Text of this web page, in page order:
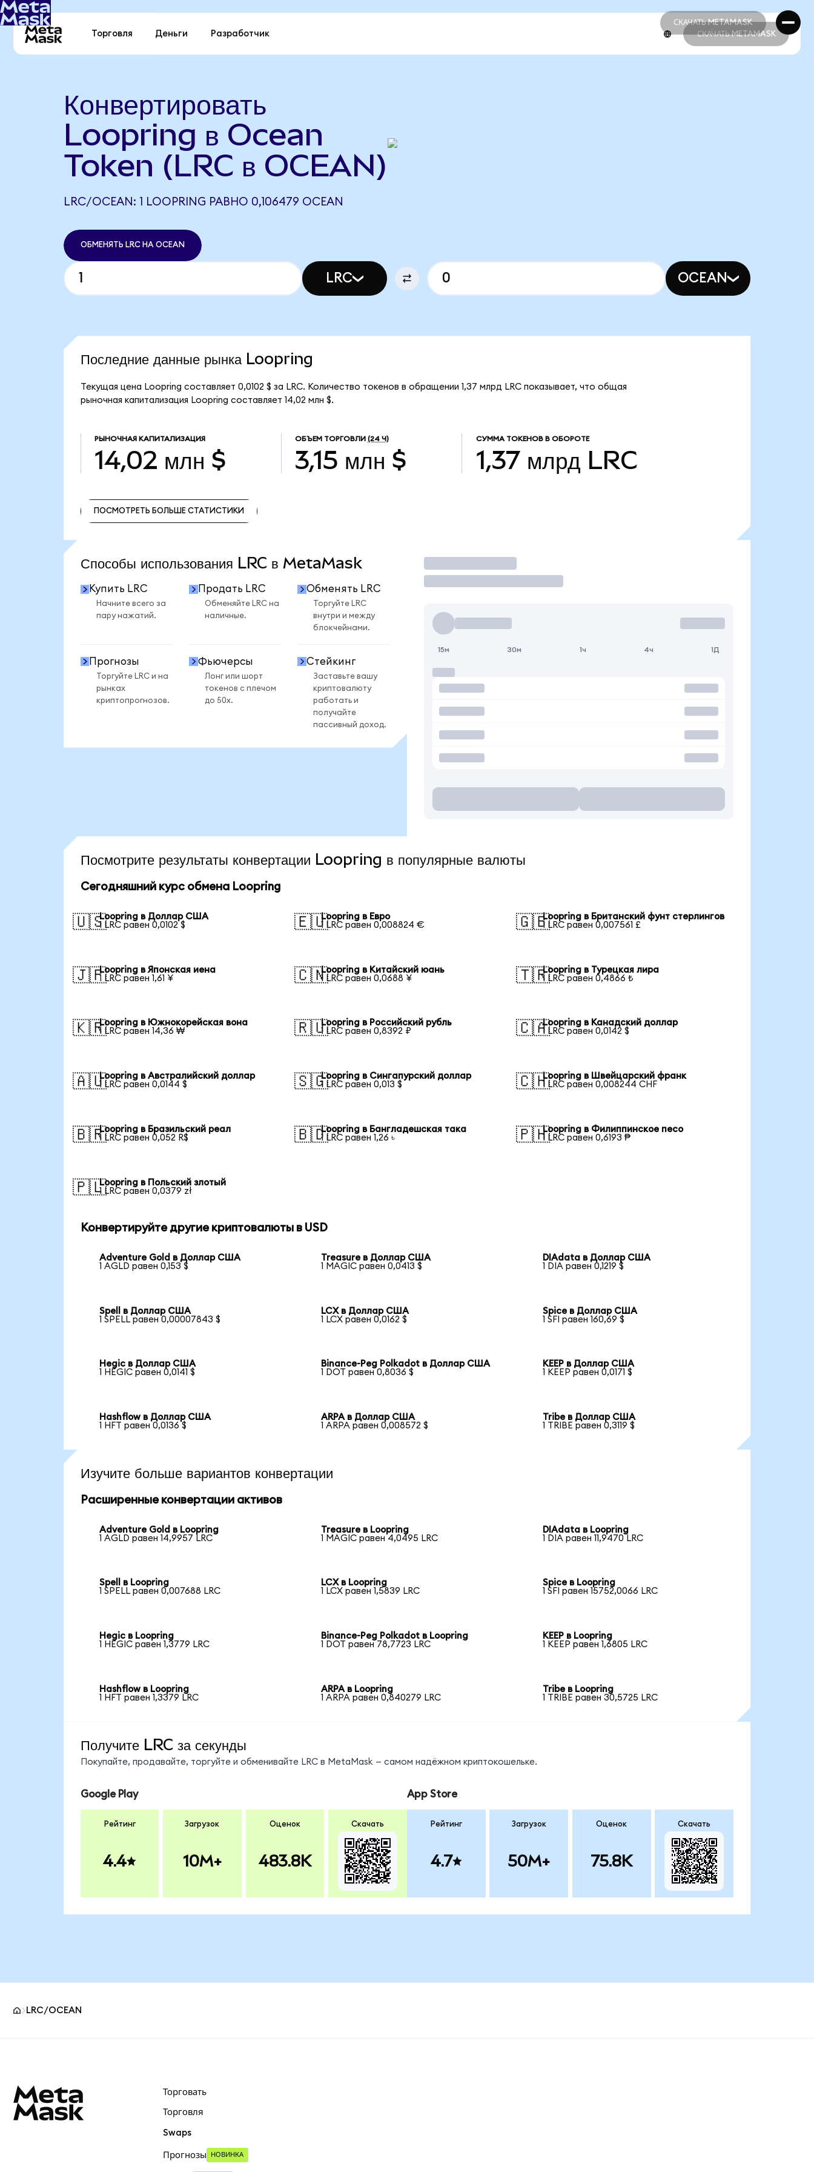
СКАЧАТЬ METAMASK
СКАЧАТЬ METAMASK
Торговля Деньги Разработчик СКАЧАТЬ METAMASK
Конвертировать
Loopring в Ocean
Token (LRC в OCEAN)
LRC/OCEAN: 1 LOOPRING РАВНО 0,106479 OCEAN
ОБМЕНЯТЬ LRC НА OCEAN
LRC OCEAN
Последние данные рынка Loopring
Текущая цена Loopring составляет 0,0102 $ за LRC. Количество токенов в обращении 1,37 млрд LRC показывает, что общая
рыночная капитализация Loopring составляет 14,02 млн $.
РЫНОЧНАЯ КАПИТАЛИЗАЦИЯ
14,02 млн $
ОБЪЕМ ТОРГОВЛИ (24 Ч)
3,15 млн $
СУММА ТОКЕНОВ В ОБОРОТЕ
1,37 млрд LRC
ПОСМОТРЕТЬ БОЛЬШЕ СТАТИСТИКИ
Способы использования LRC в MetaMask
Купить LRC
Начните всего за
пару нажатий.
Продать LRC
Обменяйте LRC на
наличные.
Обменять LRC
Торгуйте LRC
внутри и между
блокчейнами.
Прогнозы
Торгуйте LRC и на
рынках
криптопрогнозов.
Фьючерсы
Лонг или шорт
токенов с плечом
до 50x.
Стейкинг
Заставьте вашу
криптовалюту
работать и
получайте
пассивный доход.
Торговать
15м 30м 1ч 4ч 1Д
Посмотрите результаты конвертации Loopring в популярные валюты
Сегодняшний курс обмена Loopring
🇺🇸Loopring в Доллар США
1 LRC равен 0,0102 $
🇪🇺Loopring в Евро
1 LRC равен 0,008824 €
🇬🇧Loopring в Британский фунт стерлингов
1 LRC равен 0,007561 £
🇯🇵Loopring в Японская иена
1 LRC равен 1,61 ¥
🇨🇳Loopring в Китайский юань
1 LRC равен 0,0688 ¥
🇹🇷Loopring в Турецкая лира
1 LRC равен 0,4866 ₺
🇰🇷Loopring в Южнокорейская вона
1 LRC равен 14,36 ₩
🇷🇺Loopring в Российский рубль
1 LRC равен 0,8392 ₽
🇨🇦Loopring в Канадский доллар
1 LRC равен 0,0142 $
🇦🇺Loopring в Австралийский доллар
1 LRC равен 0,0144 $
🇸🇬Loopring в Сингапурский доллар
1 LRC равен 0,013 $
🇨🇭Loopring в Швейцарский франк
1 LRC равен 0,008244 CHF
🇧🇷Loopring в Бразильский реал
1 LRC равен 0,052 R$
🇧🇩Loopring в Бангладешская така
1 LRC равен 1,26 ৳
🇵🇭Loopring в Филиппинское песо
1 LRC равен 0,6193 ₱
🇵🇱Loopring в Польский злотый
1 LRC равен 0,0379 zł
Конвертируйте другие криптовалюты в USD
Adventure Gold в Доллар США
1 AGLD равен 0,153 $
Treasure в Доллар США
1 MAGIC равен 0,0413 $
DIAdata в Доллар США
1 DIA равен 0,1219 $
Spell в Доллар США
1 SPELL равен 0,00007843 $
LCX в Доллар США
1 LCX равен 0,0162 $
Spice в Доллар США
1 SFI равен 160,69 $
Hegic в Доллар США
1 HEGIC равен 0,0141 $
Binance-Peg Polkadot в Доллар США
1 DOT равен 0,8036 $
KEEP в Доллар США
1 KEEP равен 0,0171 $
Hashflow в Доллар США
1 HFT равен 0,0136 $
ARPA в Доллар США
1 ARPA равен 0,008572 $
Tribe в Доллар США
1 TRIBE равен 0,3119 $
Изучите больше вариантов конвертации
Расширенные конвертации активов
Adventure Gold в Loopring
1 AGLD равен 14,9957 LRC
Treasure в Loopring
1 MAGIC равен 4,0495 LRC
DIAdata в Loopring
1 DIA равен 11,9470 LRC
Spell в Loopring
1 SPELL равен 0,007688 LRC
LCX в Loopring
1 LCX равен 1,5839 LRC
Spice в Loopring
1 SFI равен 15752,0066 LRC
Hegic в Loopring
1 HEGIC равен 1,3779 LRC
Binance-Peg Polkadot в Loopring
1 DOT равен 78,7723 LRC
KEEP в Loopring
1 KEEP равен 1,6805 LRC
Hashflow в Loopring
1 HFT равен 1,3379 LRC
ARPA в Loopring
1 ARPA равен 0,840279 LRC
Tribe в Loopring
1 TRIBE равен 30,5725 LRC
Получите LRC за секунды
Покупайте, продавайте, торгуйте и обменивайте LRC в MetaMask — самом надёжном криптокошельке.
Google Play
Рейтинг
4.4
Загрузок
10M+
Оценок
483.8K
Скачать
App Store
Рейтинг
4.7
Загрузок
50M+
Оценок
75.8K
Скачать
LRC/OCEAN
Торговать
Торговля
Swaps
Прогнозы НОВИНКА